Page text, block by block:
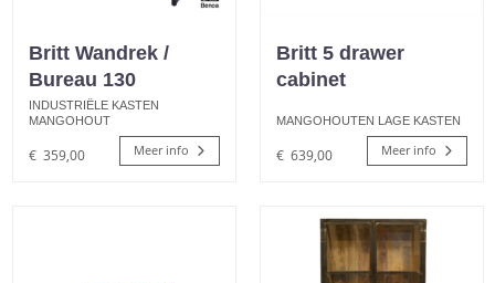
Britt Wandrek /
Bureau 130
INDUSTRIËLE KASTEN
MANGOHOUT
€ 359,00 Meer info
Britt 5 drawer
cabinet
MANGOHOUTEN LAGE KASTEN
€ 639,00 Meer info